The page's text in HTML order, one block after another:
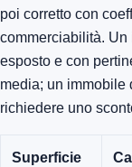
poi corretto con
commerciabilità. Un
esposto e con
media; un immobile
richiedere uno
Superficie